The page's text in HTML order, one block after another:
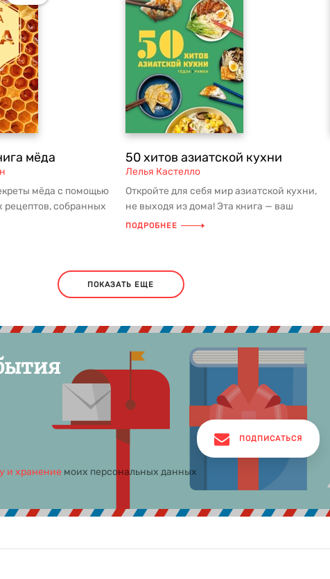
мёда
мёда с помощью
рецептов, собранных
втор...
50 хитов азиатской кухни
Лелья Кастелло
Откройте для себя мир азиатской кухни,
не выходя из дома! Эта книга — ваш
персональный гид по самым ...
ПОДРОБНЕЕ
ПОКАЗАТЬ ЕЩЕ
и хранение моих персональных данных
ПОДПИСАТЬСЯ